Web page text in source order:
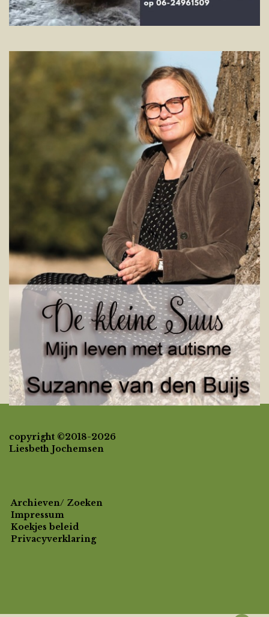
copyright ©2018-2026
Liesbeth Jochemsen
Archieven/ Zoeken
Impressum
Koekjes beleid
Privacyverklaring